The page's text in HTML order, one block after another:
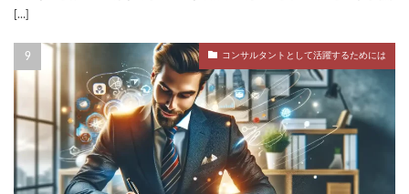
[…]
コンサルタントとして活躍するためには